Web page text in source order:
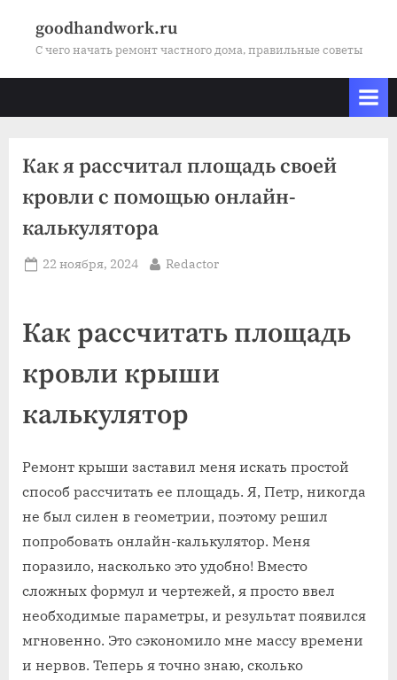
goodhandwork.ru
С чего начать ремонт частного дома, правильные советы
Как я рассчитал площадь своей
кровли с помощью онлайн-
калькулятора
Posted
22 ноября, 2024 By
Redactor
Как рассчитать площадь
кровли крыши
калькулятор
Ремонт крыши заставил меня искать простой
способ рассчитать ее площадь. Я, Петр, никогда
не был силен в геометрии, поэтому решил
попробовать онлайн-калькулятор. Меня
поразило, насколько это удобно! Вместо
сложных формул и чертежей, я просто ввел
необходимые параметры, и результат появился
мгновенно. Это сэкономило мне массу времени
и нервов. Теперь я точно знаю, сколько